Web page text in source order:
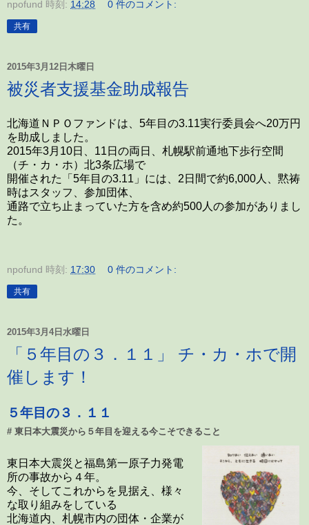
npofund 時刻: 14:28 0 件のコメント:
共有
2015年3月12日木曜日
被災者支援基金助成報告
北海道ＮＰＯファンドは、5年目の3.11実行委員会へ20万円
を助成しました。
2015年3月10日、11日の両日、札幌駅前通地下歩行空間
（チ・カ・ホ）北3条広場で
開催された「5年目の3.11」には、2日間で約6,000人、黙祷
時はスタッフ、参加団体、
通路で立ち止まっていた方を含め約500人の参加がありまし
た。
npofund 時刻: 17:30 0 件のコメント:
共有
2015年3月4日水曜日
「５年目の３．１１」 チ・カ・ホで開
催します！
５年目の３．１１
# 東日本大震災から５年目を迎える今こそできること
東日本大震災と福島第一原子力発電
所の事故から４年。
今、そしてこれからを見据え、様々
な取り組みをしている
北海道内、札幌市内の団体・企業が